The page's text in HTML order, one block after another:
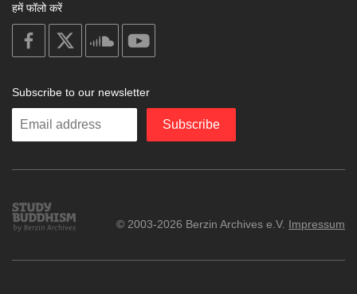
हमें फॉलो करें
on
facebook
soundcloud
Subscribe to our newsletter
Enter
Subscribe
Study
Buddhism
© 2003-2026 Berzin Archives e.V. Impressum